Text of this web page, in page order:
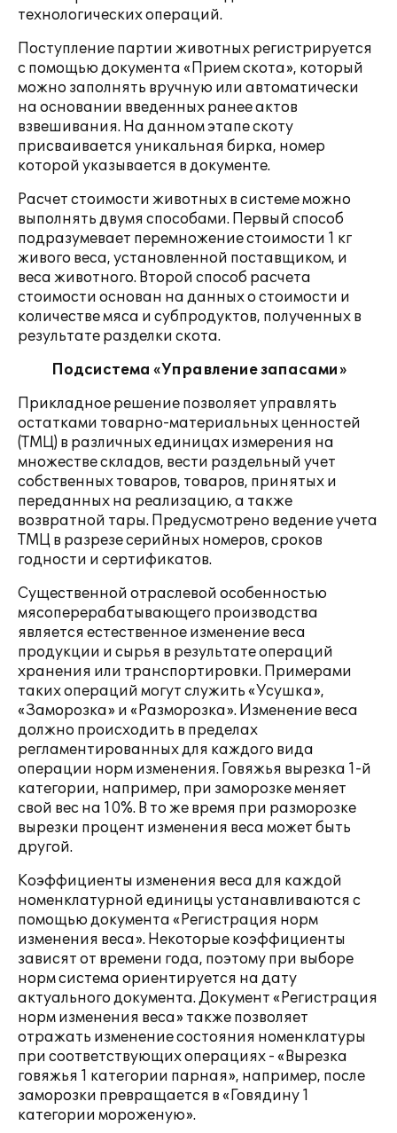
технологических операций.
Поступление партии животных регистрируется
с помощью документа «Прием скота», который
можно заполнять вручную или автоматически
на основании введенных ранее актов
взвешивания. На данном этапе скоту
присваивается уникальная бирка, номер
которой указывается в документе.
Расчет стоимости животных в системе можно
выполнять двумя способами. Первый способ
подразумевает перемножение стоимости 1 кг
живого веса, установленной поставщиком, и
веса животного. Второй способ расчета
стоимости основан на данных о стоимости и
количестве мяса и субпродуктов, полученных в
результате разделки скота.
Подсистема «Управление запасами»
Прикладное решение позволяет управлять
остатками товарно-материальных ценностей
(ТМЦ) в различных единицах измерения на
множестве складов, вести раздельный учет
собственных товаров, товаров, принятых и
переданных на реализацию, а также
возвратной тары. Предусмотрено ведение учета
ТМЦ в разрезе серийных номеров, сроков
годности и сертификатов.
Существенной отраслевой особенностью
мясоперерабатывающего производства
является естественное изменение веса
продукции и сырья в результате операций
хранения или транспортировки. Примерами
таких операций могут служить «Усушка»,
«Заморозка» и «Разморозка». Изменение веса
должно происходить в пределах
регламентированных для каждого вида
операции норм изменения. Говяжья вырезка 1-й
категории, например, при заморозке меняет
свой вес на 10%. В то же время при разморозке
вырезки процент изменения веса может быть
другой.
Коэффициенты изменения веса для каждой
номенклатурной единицы устанавливаются с
помощью документа «Регистрация норм
изменения веса». Некоторые коэффициенты
зависят от времени года, поэтому при выборе
норм система ориентируется на дату
актуального документа. Документ «Регистрация
норм изменения веса» также позволяет
отражать изменение состояния номенклатуры
при соответствующих операциях - «Вырезка
говяжья 1 категории парная», например, после
заморозки превращается в «Говядину 1
категории мороженую».